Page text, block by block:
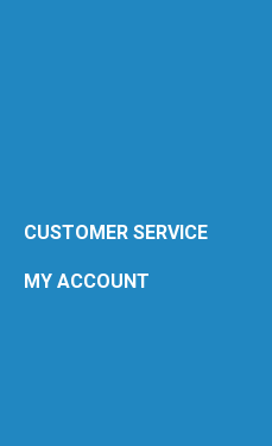
CUSTOMER SERVICE
MY ACCOUNT